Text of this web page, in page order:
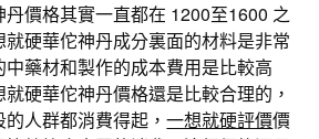
價格其實一直都在 1200至1600 之
硬華佗神丹成分裏面的材料是非常
藥材和製作的成本費用是比較高
硬華佗神丹價格還是比較合理的，
人群都消費得起，一想就硬評價價